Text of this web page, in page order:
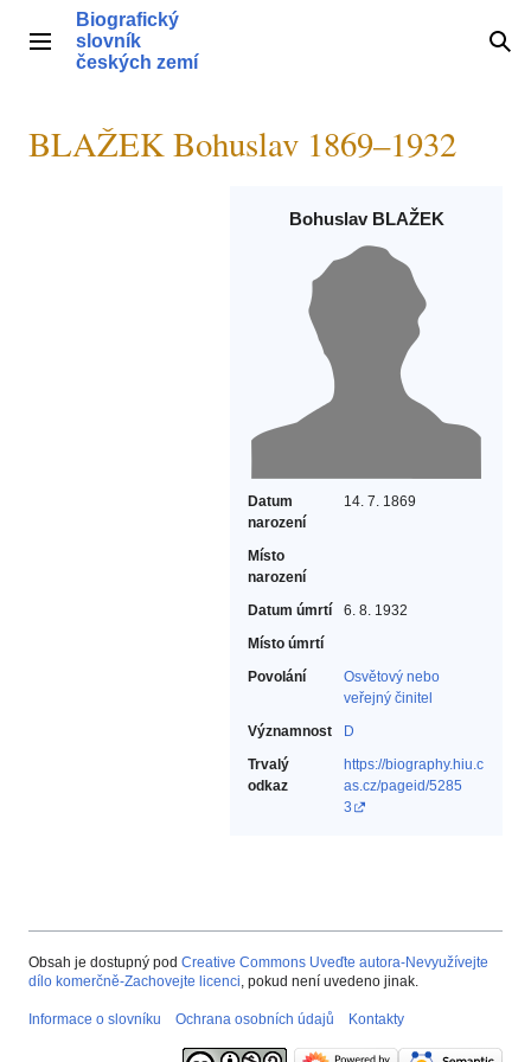
obsahHlavní menu
Biografický
slovník
českých zemí
BLAŽEK Bohuslav 1869–1932
Bohuslav BLAŽEK
Datum
narození
14. 7. 1869
Místo
narození
Datum úmrtí
6. 8. 1932
Místo úmrtí
Povolání
Osvětový nebo
veřejný činitel‎
Významnost
D
Trvalý
odkaz
https://biography.hiu.c
as.cz/pageid/5285
3
Obsah je dostupný pod Creative Commons Uveďte autora-Nevyužívejte
dílo komerčně-Zachovejte licenci, pokud není uvedeno jinak.
Informace o slovníku Ochrana osobních údajů Kontakty